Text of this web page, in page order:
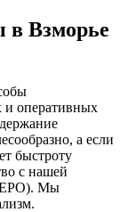
в Взморье
и оперативных
а если
быстроту
с нашей
Мы